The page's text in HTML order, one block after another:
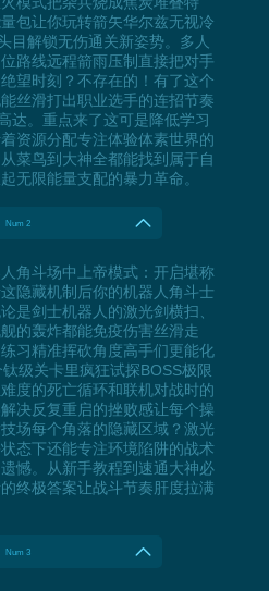
包让你玩转箭矢华尔兹无视冷
目解锁无伤通关新姿势。多人
路线远程箭雨压制直接把对手
望时刻？不存在的！有了这个
丝滑打出职业选手的连招节奏
达。重点来了这可是降低学习
资源分配专注体验体素世界的
菜鸟到大神全都能找到属于自
无限能量支配的暴力革命。
Num 2
角斗场中上帝模式：开启堪称
隐藏机制后你的机器人角斗士
是剑士机器人的激光剑横扫、
的轰炸都能免疫伤害丝滑走
习精准挥砍角度高手们更能化
级关卡里疯狂试探BOSS极限
度的死亡循环和联机对战时的
决反复重启的挫败感让每个操
场每个角落的隐藏区域？激光
态下还能专注环境陷阱的战术
憾。从新手教程到速通大神必
终极答案让战斗节奏肝度拉满
Num 3